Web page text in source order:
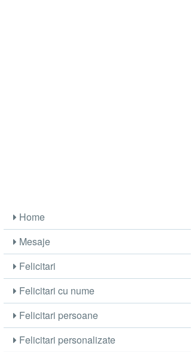
Home
Mesaje
Felicitari
Felicitari cu nume
Felicitari persoane
Felicitari personalizate